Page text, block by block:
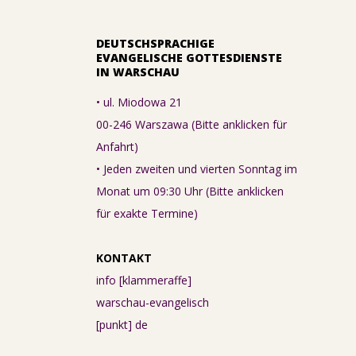
DEUTSCHSPRACHIGE
EVANGELISCHE GOTTESDIENSTE
IN WARSCHAU
• ul. Miodowa 21
00-246 Warszawa (Bitte anklicken für
Anfahrt)
• Jeden zweiten und vierten Sonntag im
Monat um 09:30 Uhr (Bitte anklicken
für exakte Termine)
KONTAKT
info [klammeraffe]
warschau-evangelisch
[punkt] de